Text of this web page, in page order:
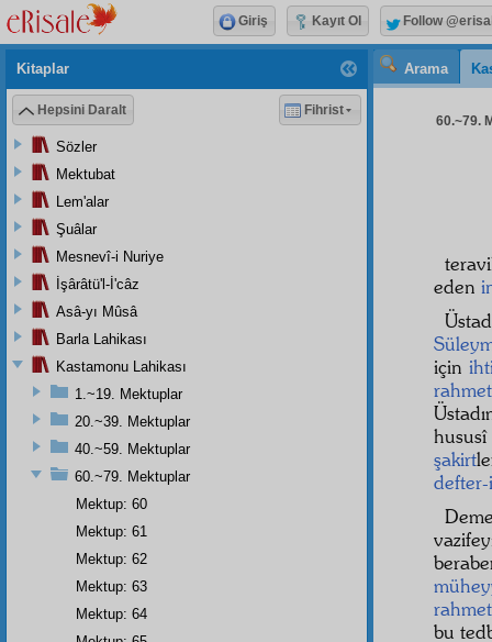
Arama
60.~79.
eden
için
rahmet
şakirt
rahmet
bu
Kitaplar
Hepsini Daralt Fihrist
Sözler
Mektubat
Lem'alar
Şuâlar
Mesnevî-i Nuriye
İşârâtü'l-İ'câz
Asâ-yı Mûsâ
Barla Lahikası
Kastamonu Lahikası
1.~19. Mektuplar
20.~39. Mektuplar
40.~59. Mektuplar
60.~79. Mektuplar
Mektup: 60
Mektup: 61
Mektup: 62
Mektup: 63
Mektup: 64
Giriş Kayıt Ol Follow